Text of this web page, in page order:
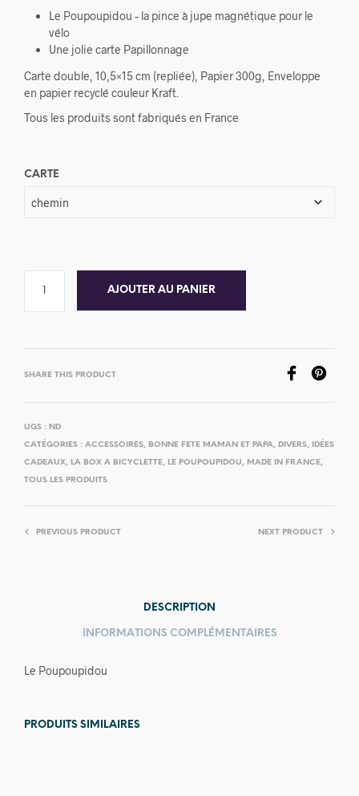
Le Poupoupidou – la pince à jupe magnétique pour le
vélo
Une jolie carte Papillonnage
Carte double, 10,5×15 cm (repliée), Papier 300g, Enveloppe
en papier recyclé couleur Kraft.
Tous les produits sont fabriqués en France
CARTE
AJOUTER AU PANIER
SHARE THIS PRODUCT
UGS : ND
CATÉGORIES : ACCESSOIRES, BONNE FETE MAMAN ET PAPA, DIVERS,
IDÉES
CADEAUX, LA BOX A BICYCLETTE, LE POUPOUPIDOU, MADE IN FRANCE,
TOUS LES PRODUITS
PREVIOUS PRODUCT NEXT PRODUCT
DESCRIPTION
INFORMATIONS COMPLÉMENTAIRES
Le Poupoupidou
PRODUITS SIMILAIRES